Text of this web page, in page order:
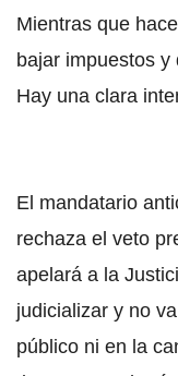
Mientras que
bajar impuestos y
Hay una clara
El mandatario
rechaza el veto
apelará a la
judicializar y no
público ni en la